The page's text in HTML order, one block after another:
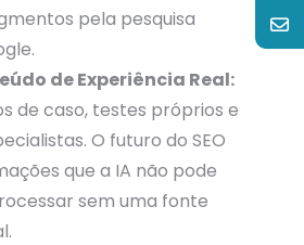
pela pesquisa
de Experiência Real:
de caso, testes próprios e
O futuro do SEO
que a IA não pode
sem uma fonte